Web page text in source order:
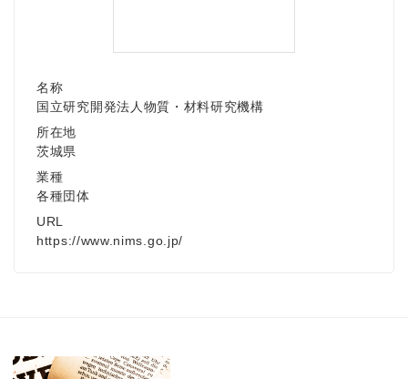
名称
国立研究開発法人物質・材料研究機構
所在地
茨城県
業種
各種団体
URL
https://www.nims.go.jp/